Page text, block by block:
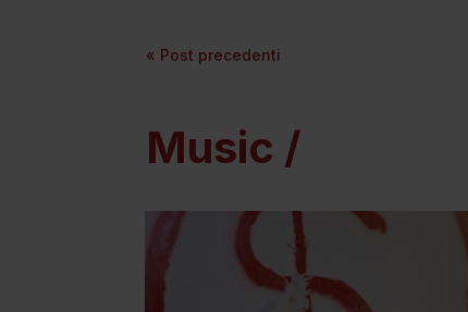
« Post precedenti
Music /